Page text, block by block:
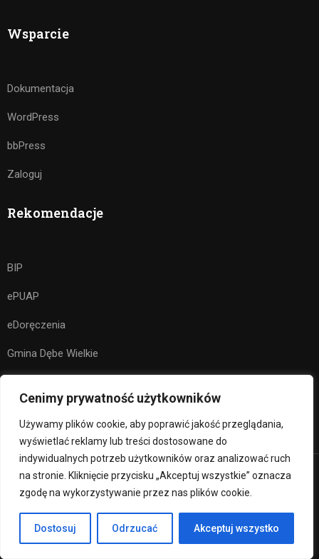
Cenimy prywatność użytkowników
Używamy plików cookie, aby poprawić jakość przeglądania,
wyświetlać reklamy lub treści dostosowane do
indywidualnych potrzeb użytkowników oraz analizować ruch
na stronie. Kliknięcie przycisku „Akceptuj wszystkie” oznacza
zgodę na wykorzystywanie przez nas plików cookie.
Dostosuj Odrzucać Akceptuj wszystko
Wsparcie
Dokumentacja
WordPress
bbPress
Zaloguj
Rekomendacje
BIP
ePUAP
eDoręczenia
Gmina Dębe Wielkie
Premium LMS & Online Education WordPress Theme
Klauzula RODO
Deklaracja Dostępności
Regulamin strony